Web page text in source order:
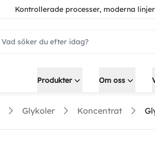
Kontrollerade processer, moderna
Produkter Om oss
Glykoler Koncentrat